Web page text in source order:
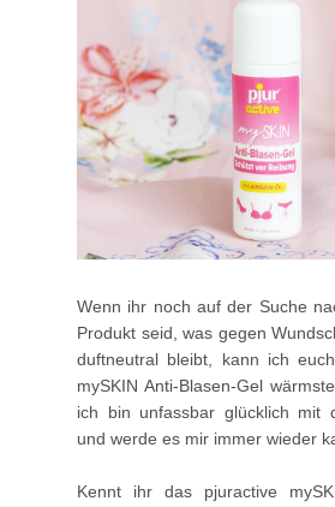
Wenn ihr noch auf der Suche
Produkt seid, was gegen
duftneutral bleibt, kann ich
mySKIN Anti-Blasen-Gel
ich bin unfassbar glücklich mit
und werde es mir immer wieder
Kennt ihr das pjuractive